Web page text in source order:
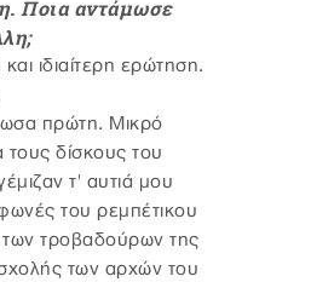
Ποια αντάμωσε
ιδιαίτερη ερώτηση.
πρώτη. Μικρό
τους δίσκους του
τ' αυτιά μου
του ρεμπέτικου
των τροβαδούρων της
σχολής των αρχών του